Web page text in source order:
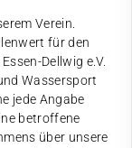
Verein.
für den
Dellwig e.V.
Wassersport
jede Angabe
betroffene
über unsere